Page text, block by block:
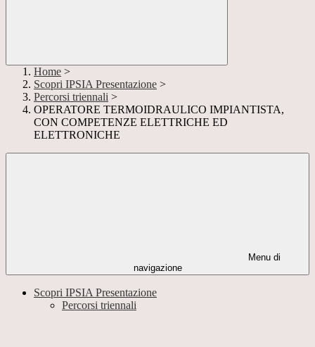
Home >
Scopri IPSIA Presentazione >
Percorsi triennali >
OPERATORE TERMOIDRAULICO IMPIANTISTA,
CON COMPETENZE ELETTRICHE ED
ELETTRONICHE
Menu di
navigazione
Scopri IPSIA Presentazione
Percorsi triennali